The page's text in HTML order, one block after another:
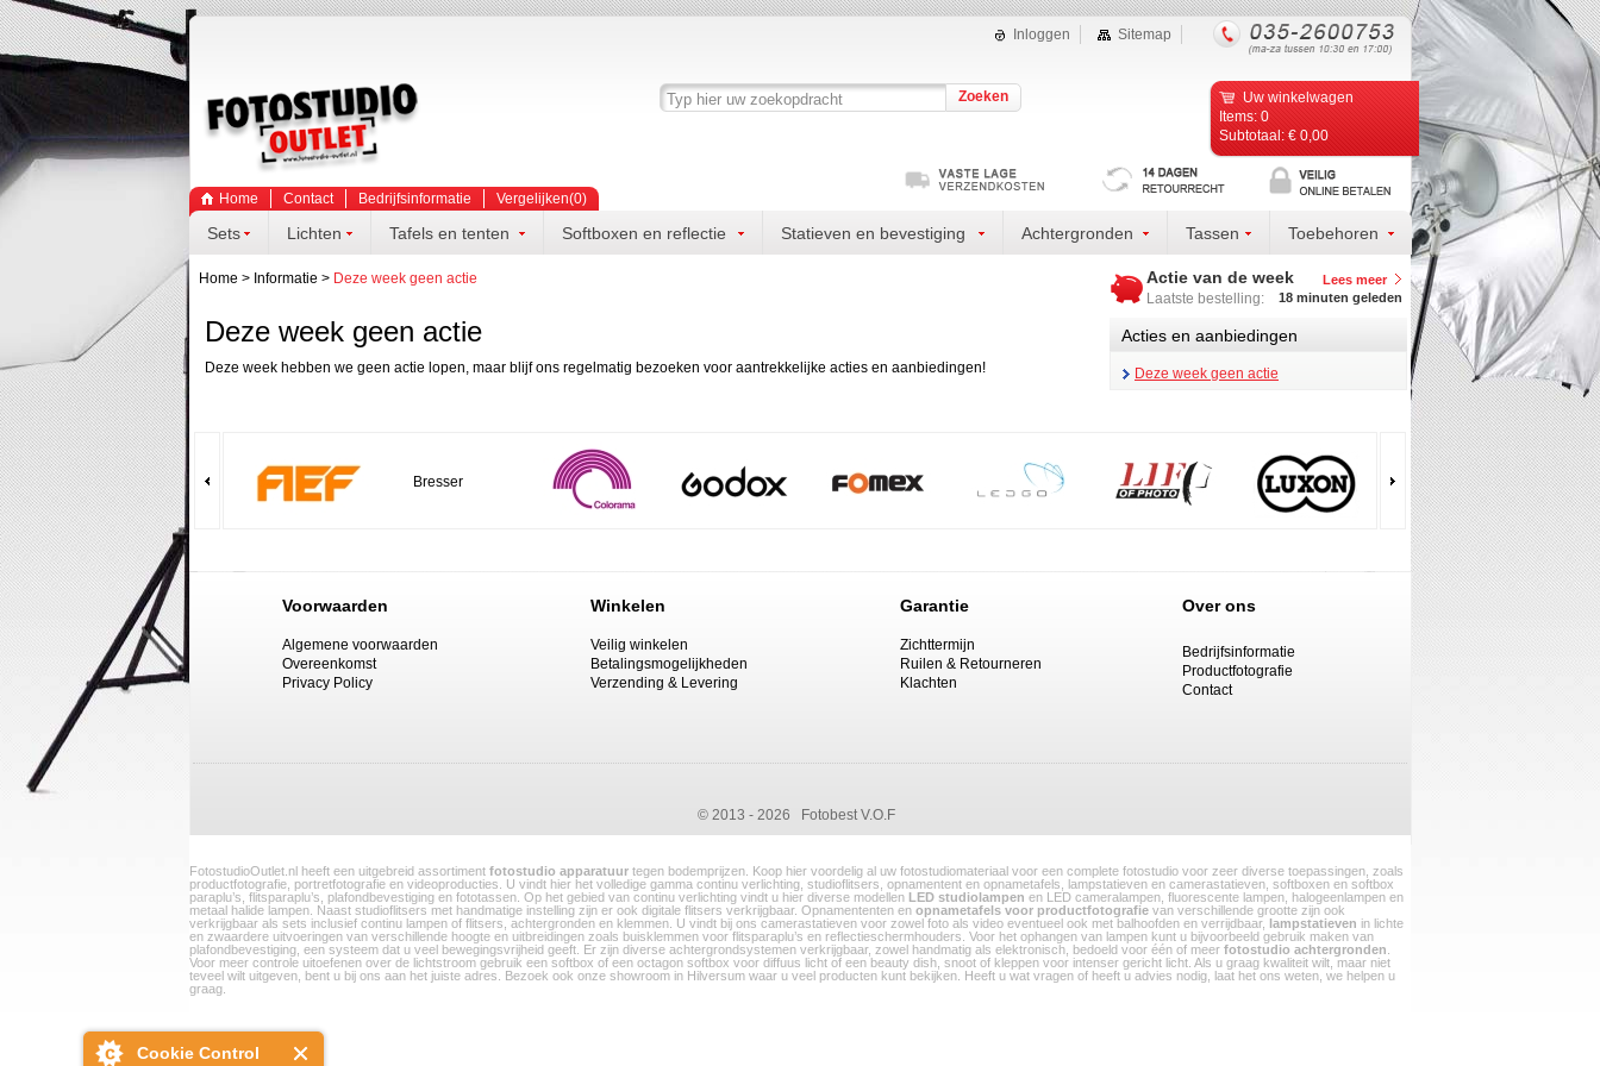
Cookie Control
Inloggen Sitemap
Zoeken
Uw winkelwagen
Items: 0
Subtotaal: € 0,00
Home Contact Bedrijfsinformatie Vergelijken(0)
Sets Lichten Tafels en tenten Softboxen en reflectie Statieven en bevestiging Achtergronden Tassen Toebehoren
Actie van de week Lees meer
Laatste bestelling: 18 minuten geleden
Home > Informatie > Deze week geen actie
Acties en aanbiedingen
Deze week geen actie
Deze week geen actie
Deze week hebben we geen actie lopen, maar blijf ons regelmatig bezoeken voor aantrekkelijke acties en aanbiedingen!
Bresser
Voorwaarden Winkelen Garantie Over ons
Algemene voorwaarden
Overeenkomst
Privacy Policy
Veilig winkelen
Betalingsmogelijkheden
Verzending & Levering
Zichttermijn
Ruilen & Retourneren
Klachten
Bedrijfsinformatie
Productfotografie
Contact
© 2013 - 2026 Fotobest V.O.F
FotostudioOutlet.nl heeft een uitgebreid assortiment fotostudio apparatuur tegen bodemprijzen. Koop hier voordelig al uw fotostudiomateriaal voor een complete fotostudio voor zeer diverse toepassingen, zoals
productfotografie, portretfotografie en videoproducties. U vindt hier het volledige gamma continu verlichting, studioflitsers, opnamentent en opnametafels, lampstatieven en camerastatieven, softboxen en softbox
paraplu’s, flitsparaplu’s, plafondbevestiging en fototassen. Op het gebied van continu verlichting vindt u hier diverse modellen
LED studiolampen en LED cameralampen, fluorescente lampen, halogeenlampen en
metaal halide lampen. Naast studioflitsers met handmatige instelling zijn er ook digitale flitsers verkrijgbaar. Opnamententen en opnametafels voor productfotografie van verschillende grootte zijn ook
verkrijgbaar als sets inclusief continu lampen of flitsers, achtergronden en klemmen. U vindt bij ons camerastatieven voor zowel foto als video eventueel ook met balhoofden en verrijdbaar,
lampstatieven in lichte
en zwaardere uitvoeringen van verschillende hoogte en uitbreidingen zoals buisklemmen voor flitsparaplu’s en reflectieschermhouders. Voor het ophangen van lampen kunt u bijvoorbeeld gebruik maken van
plafondbevestiging, een systeem dat u veel bewegingsvrijheid geeft. Er zijn diverse achtergrondsystemen verkrijgbaar, zowel handmatig als elektronisch, bedoeld voor één of meer fotostudio achtergronden
Voor meer controle uitoefenen over de lichtstroom gebruik een softbox of een octagon softbox voor diffuus licht of een beauty dish, snoot of kleppen voor intenser gericht licht. Als u graag kwaliteit wilt, maar niet
teveel wilt uitgeven, bent u bij ons aan het juiste adres. Bezoek ook onze showroom in Hilversum waar u veel producten kunt bekijken. Heeft u wat vragen of heeft u advies nodig, laat het ons weten, we helpen u
graag.